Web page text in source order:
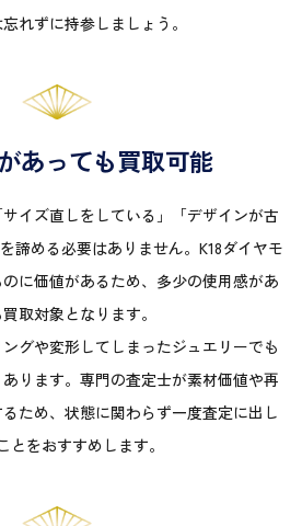
れずに持参しましょう。
あっても買取可能
サイズ直しをしている」「デザインが古
諦める必要はありません。K18ダイヤモ
に価値があるため、多少の使用感があ
取対象となります。
グや変形してしまったジュエリーでも
ります。専門の査定士が素材価値や再
ため、状態に関わらず一度査定に出し
とをおすすめします。